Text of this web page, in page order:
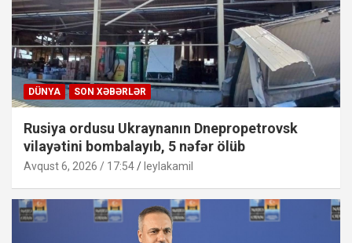
DÜNYA SON XƏBƏRLƏR
Rusiya ordusu Ukraynanın Dnepropetrovsk
vilayətini bombalayıb, 5 nəfər ölüb
Avqust 6, 2026 / 17:54 leylakamil